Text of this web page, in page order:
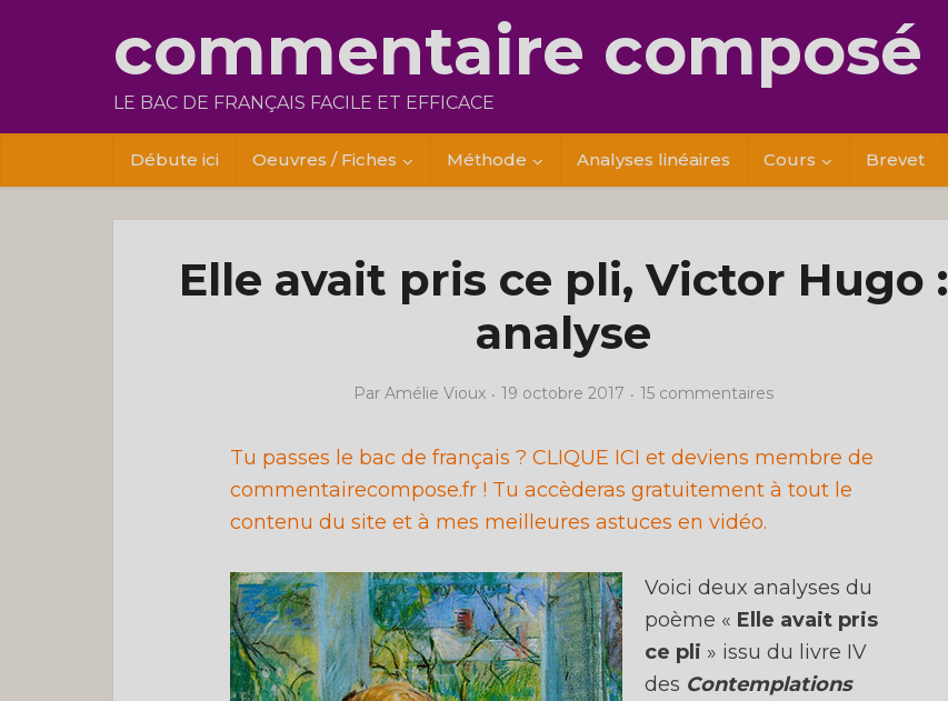
commentaire composé
LE BAC DE FRANÇAIS FACILE ET EFFICACE
Débute ici Oeuvres / Fiches Méthode Analyses linéaires Cours Brevet
Elle avait pris ce pli, Victor Hugo :
analyse
Par Amélie Vioux 19 octobre 2017 15 commentaires
Tu passes le bac de français ? CLIQUE ICI et deviens membre de
commentairecompose.fr ! Tu accèderas gratuitement à tout le
contenu du site et à mes meilleures astuces en vidéo.
Voici deux analyses du
poème « Elle avait pris
ce pli » issu du livre IV
des Contemplations